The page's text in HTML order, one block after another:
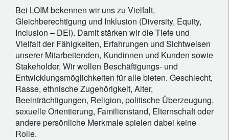
Bei LOIM bekennen wir uns zu Vielfalt,
Gleichberechtigung und Inklusion (Diversity, Equity,
Inclusion – DEI). Damit stärken wir die Tiefe und
Vielfalt der Fähigkeiten, Erfahrungen und Sichtweisen
unserer Mitarbeitenden, Kundinnen und Kunden sowie
Stakeholder. Wir wollen Beschäftigungs- und
Entwicklungsmöglichkeiten für alle bieten. Geschlecht,
Rasse, ethnische Zugehörigkeit, Alter,
Beeinträchtigungen, Religion, politische Überzeugung,
sexuelle Orientierung, Familienstand, Elternschaft oder
andere persönliche Merkmale spielen dabei keine
Rolle.